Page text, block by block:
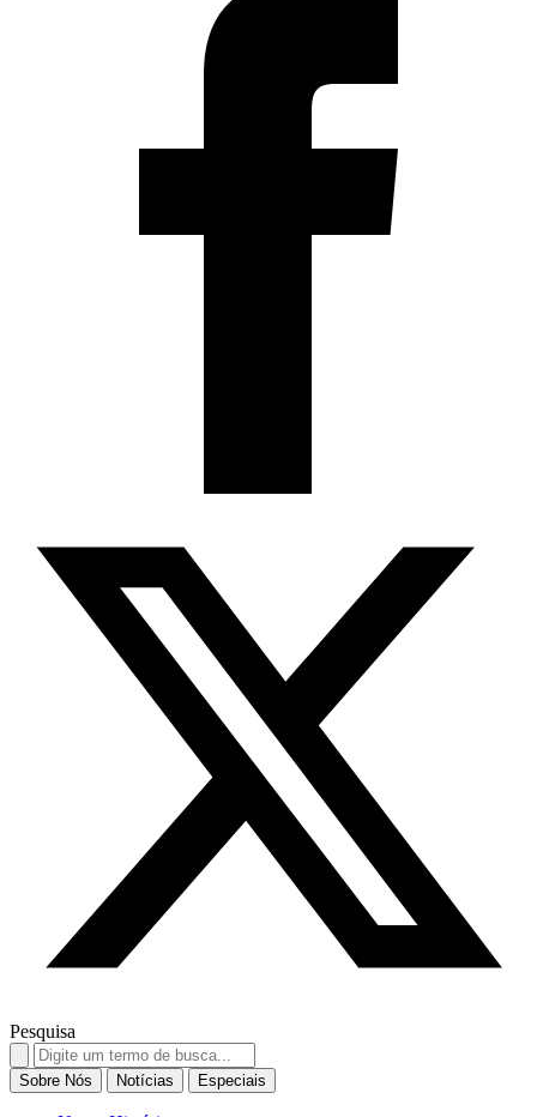
Pesquisa
Search
for:
Sobre Nós Notícias Especiais